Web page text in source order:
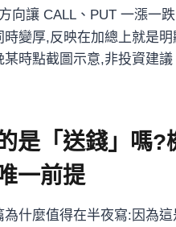
方向讓 CALL、PUT 一漲一
時變厚,反映在加總上就是
某時點截圖示意,非投資建
是「送錢」嗎?
一前提
為什麼值得在半夜寫:因為